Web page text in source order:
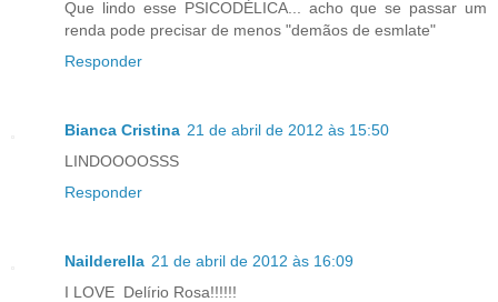
Que lindo esse PSICODÉLICA... acho que se passar um
renda pode precisar de menos "demãos de esmlate"
Responder
Bianca Cristina 21 de abril de 2012 às 15:50
LINDOOOOSSS
Responder
Nailderella 21 de abril de 2012 às 16:09
I LOVE Delírio Rosa!!!!!!